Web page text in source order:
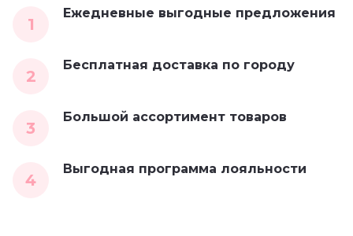
1
Ежедневные выгодные предложения
2
Бесплатная доставка по городу
3
Большой ассортимент товаров
4
Выгодная программа лояльности